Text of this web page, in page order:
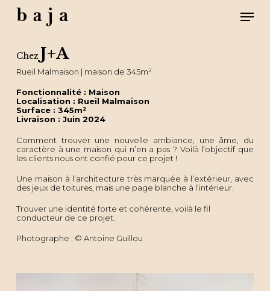
main
Chez J+A
Rueil Malmaison | maison de 345m²
Fonctionnalité : Maison
Localisation : Rueil Malmaison
Surface : 345m²
Livraison : Juin 2024
Comment trouver une nouvelle ambiance, une âme, du
caractère à une maison qui n’en a pas ? Voilà l’objectif que
les clients nous ont confié pour ce projet !
Une maison à l’architecture très marquée à l’extérieur, avec
des jeux de toitures, mais une page blanche à l’intérieur.
Trouver une identité forte et cohérente, voilà le fil
conducteur de ce projet.
Photographe : © Antoine Guillou